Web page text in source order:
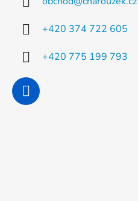
+420 374 722 605
+420 775 199 793